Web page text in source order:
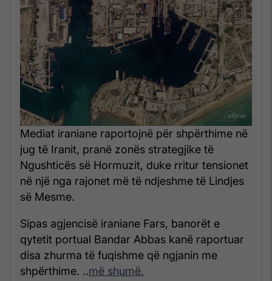
Mediat iraniane raportojnë për shpërthime në
jug të Iranit, pranë zonës strategjike të
Ngushticës së Hormuzit, duke rritur tensionet
në një nga rajonet më të ndjeshme të Lindjes
së Mesme.
Sipas agjencisë iraniane Fars, banorët e
qytetit portual Bandar Abbas kanë raportuar
disa zhurma të fuqishme që ngjanin me
shpërthime. ..më shumë.